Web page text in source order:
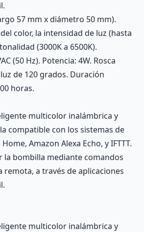
57 mm x diámetro 50 mm).
color, la intensidad de luz (hasta
(3000K a 6500K).
(50 Hz). Potencia: 4W. Rosca
de 120 grados. Duración
horas.
multicolor inalámbrica y
compatible con los sistemas de
Amazon Alexa Echo, y IFTTT.
la bombilla mediante comandos
remota, a través de aplicaciones
multicolor inalámbrica y